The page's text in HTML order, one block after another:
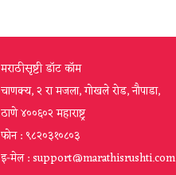
मराठीसृष्टी डॉट कॉम
चाणक्य, २ रा मजला, गोखले रोड, नौपाडा,
ठाणे ४००६०२ महाराष्ट्र
फोन : ९८२०३१०८०३
इ-मेल : support@marathisrushti.com